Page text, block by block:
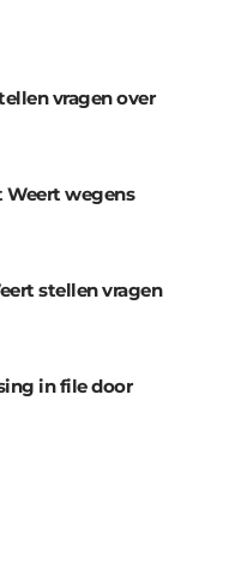
vragen over
Weert wegens
stellen vragen
in file door